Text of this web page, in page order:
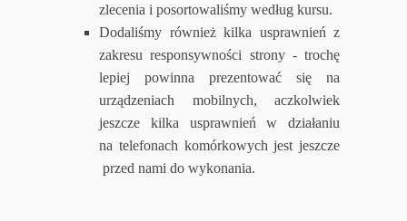
zlecenia i posortowaliśmy według kursu.
Dodaliśmy również kilka usprawnień z
zakresu responsywności strony - trochę
lepiej powinna prezentować się na
urządzeniach mobilnych, aczkolwiek
jeszcze kilka usprawnień w działaniu
na telefonach komórkowych jest jeszcze
przed nami do wykonania.